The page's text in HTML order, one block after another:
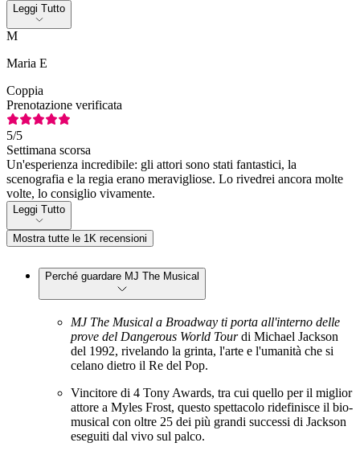
Leggi Tutto
M
Maria E
Coppia
Prenotazione verificata
5/5
Settimana scorsa
Un'esperienza incredibile: gli attori sono stati fantastici, la
scenografia e la regia erano meravigliose. Lo rivedrei ancora molte
volte, lo consiglio vivamente.
Leggi Tutto
Mostra tutte le 1K recensioni
Perché guardare MJ The Musical
MJ The Musical a Broadway ti porta all'interno delle
prove del Dangerous World Tourdi Michael Jackson
del 1992, rivelando la grinta, l'arte e l'umanità che si
celano dietro il Re del Pop.
Vincitore di 4 Tony Awards, tra cui quello per il miglior
attore a Myles Frost, questo spettacolo ridefinisce il bio-
musical con oltre 25 dei più grandi successi di Jackson
eseguiti dal vivo sul palco.